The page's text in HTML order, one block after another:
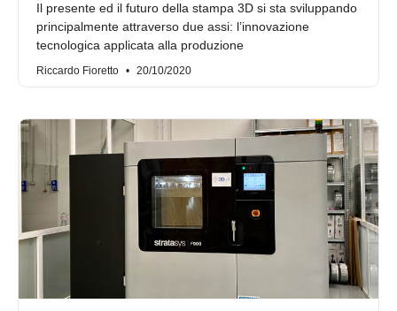
Il presente ed il futuro della stampa 3D si sta sviluppando
principalmente attraverso due assi: l’innovazione
tecnologica applicata alla produzione
Riccardo Fioretto 20/10/2020